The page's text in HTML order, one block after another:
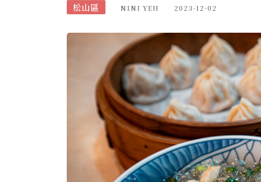
松山區 NINI YEH 2023-12-02